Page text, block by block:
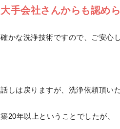
大手会社さんからも認め
確かな洗浄技術ですので、ご安心
話しは戻りますが、洗浄依頼頂いた
築20年以上ということでしたが、